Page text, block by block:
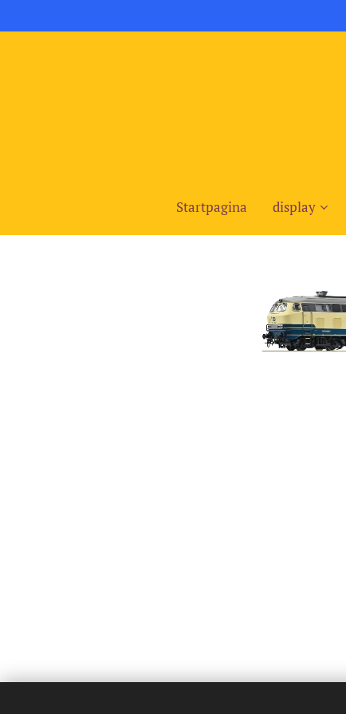
Startpagina display